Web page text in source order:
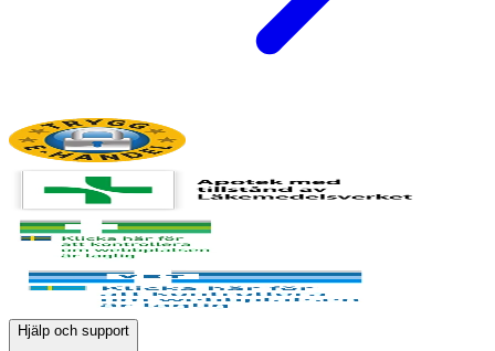
Hjälp och support